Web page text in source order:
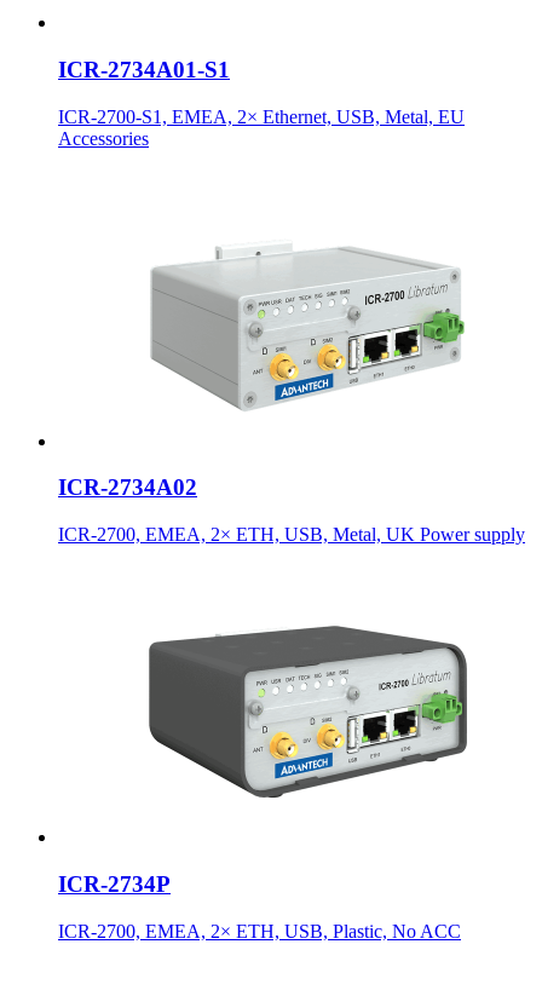
ICR-2734A01-S1
ICR-2700-S1, EMEA, 2× Ethernet, USB, Metal, EU
Accessories
ICR-2734A02
ICR-2700, EMEA, 2× ETH, USB, Metal, UK Power supply
ICR-2734P
ICR-2700, EMEA, 2× ETH, USB, Plastic, No ACC